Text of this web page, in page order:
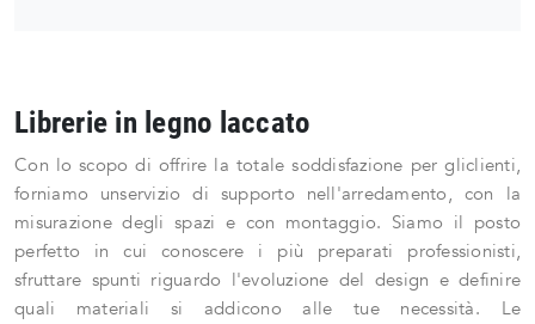
Librerie in legno laccato
Con lo scopo di offrire la totale soddisfazione per gliclienti,
forniamo unservizio di supporto nell'arredamento, con la
misurazione degli spazi e con montaggio. Siamo il posto
perfetto in cui conoscere i più preparati professionisti,
sfruttare spunti riguardo l'evoluzione del design e definire
quali materiali si addicono alle tue necessità. Le